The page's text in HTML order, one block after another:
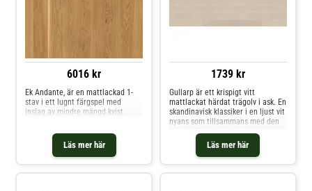
6016 kr
Läs mer här
Ek Andante, är en mattlackad 1-
stav i ett lugnt färgspel med
inslag av mindre mängd kvist.
1739 kr
Läs mer här
Gullarp är ett krispigt vitt
mattlackat härdat trägolv i ask. En
skandinavisk klassiker i en ljust vit
nyans som tillsammans med den
förstärker golvets naturligt
avskalade och minimalistiska
känsla. Denna klass 33-produkt är